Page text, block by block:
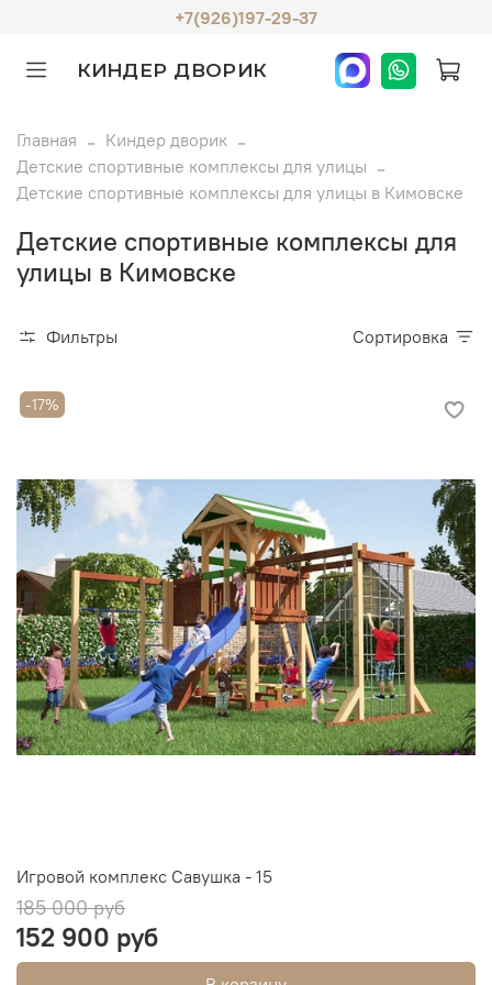
+7(926)197-29-37
КИНДЕР ДВОРИК
Главная
Киндер дворик
Детские спортивные комплексы для улицы
Детские спортивные комплексы для улицы в Кимовске
Детские спортивные комплексы для
улицы в Кимовске
Фильтры Сортировка
-17%
Игровой комплекс Савушка - 15
185 000 руб
152 900 руб